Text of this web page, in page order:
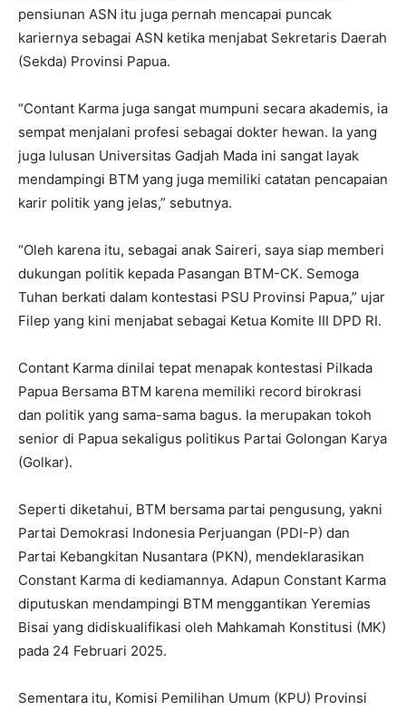
pensiunan ASN itu juga pernah mencapai puncak
kariernya sebagai ASN ketika menjabat Sekretaris Daerah
(Sekda) Provinsi Papua.
“Contant Karma juga sangat mumpuni secara akademis, ia
sempat menjalani profesi sebagai dokter hewan. Ia yang
juga lulusan Universitas Gadjah Mada ini sangat layak
mendampingi BTM yang juga memiliki catatan pencapaian
karir politik yang jelas,” sebutnya.
“Oleh karena itu, sebagai anak Saireri, saya siap memberi
dukungan politik kepada Pasangan BTM-CK. Semoga
Tuhan berkati dalam kontestasi PSU Provinsi Papua,” ujar
Filep yang kini menjabat sebagai Ketua Komite III DPD RI.
Contant Karma dinilai tepat menapak kontestasi Pilkada
Papua Bersama BTM karena memiliki record birokrasi
dan politik yang sama-sama bagus. Ia merupakan tokoh
senior di Papua sekaligus politikus Partai Golongan Karya
(Golkar).
Seperti diketahui, BTM bersama partai pengusung, yakni
Partai Demokrasi Indonesia Perjuangan (PDI-P) dan
Partai Kebangkitan Nusantara (PKN), mendeklarasikan
Constant Karma di kediamannya. Adapun Constant Karma
diputuskan mendampingi BTM menggantikan Yeremias
Bisai yang didiskualifikasi oleh Mahkamah Konstitusi (MK)
pada 24 Februari 2025.
Sementara itu, Komisi Pemilihan Umum (KPU) Provinsi